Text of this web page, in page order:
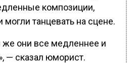
композиции,
могли танцевать на сцене.
же они все медленнее и
— сказал юморист.